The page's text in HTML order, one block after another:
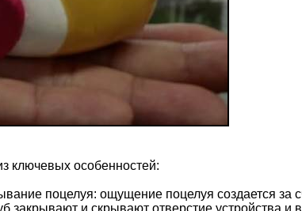
ключевых особенностей:
поцелуя: ощущение поцелуя создается за
закрывают и скрывают отверстие устройства и